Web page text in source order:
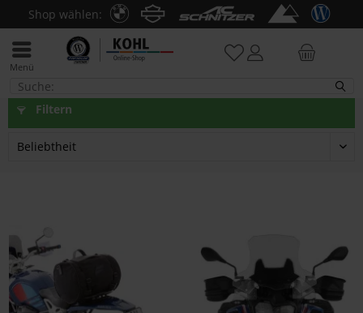
Shop wählen:
Menü
F 850 GS + Adventure
Filtern